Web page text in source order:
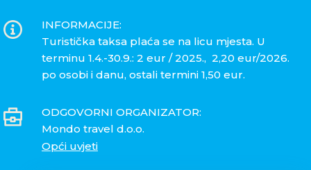
INFORMACIJE:
Turistička taksa plaća se na licu mjesta. U
terminu 1.4.-30.9.: 2 eur / 2025., 2,20 eur/2026.
po osobi i danu, ostali termini 1,50 eur.
ODGOVORNI ORGANIZATOR:
Mondo travel d.o.o.
Opći uvjeti